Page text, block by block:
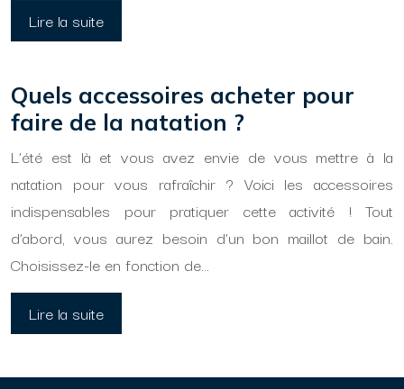
Lire la suite
Quels accessoires acheter pour
faire de la natation ?
L’été est là et vous avez envie de vous mettre à la
natation pour vous rafraîchir ? Voici les accessoires
indispensables pour pratiquer cette activité ! Tout
d’abord, vous aurez besoin d’un bon maillot de bain.
Choisissez-le en fonction de…
Lire la suite